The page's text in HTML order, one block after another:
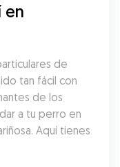
en
de
tan fácil con
de los
a tu perro en
Aquí tienes